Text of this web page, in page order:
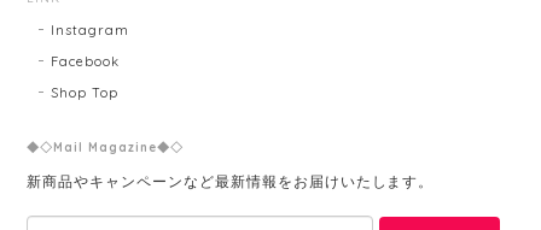
Instagram
Facebook
Shop Top
◆◇Mail Magazine◆◇
新商品やキャンペーンなど最新情報をお届けいたします。